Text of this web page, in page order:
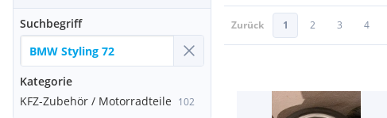
Suchbegriff
Kategorie
KFZ-Zubehör / Motorradteile 102
Zurück 1 2 3 4